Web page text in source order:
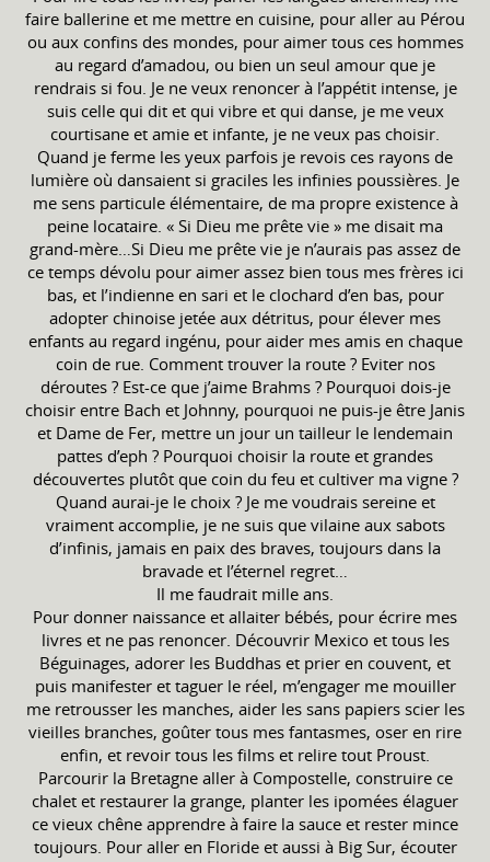
faire ballerine et me mettre en cuisine, pour aller au Pérou
ou aux confins des mondes, pour aimer tous ces hommes
au regard d’amadou, ou bien un seul amour que je
rendrais si fou. Je ne veux renoncer à l’appétit intense, je
suis celle qui dit et qui vibre et qui danse, je me veux
courtisane et amie et infante, je ne veux pas choisir.
Quand je ferme les yeux parfois je revois ces rayons de
lumière où dansaient si graciles les infinies poussières. Je
me sens particule élémentaire, de ma propre existence à
peine locataire. « Si Dieu me prête vie » me disait ma
grand-mère…Si Dieu me prête vie je n’aurais pas assez de
ce temps dévolu pour aimer assez bien tous mes frères ici
bas, et l’indienne en sari et le clochard d’en bas, pour
adopter chinoise jetée aux détritus, pour élever mes
enfants au regard ingénu, pour aider mes amis en chaque
coin de rue. Comment trouver la route ? Eviter nos
déroutes ? Est-ce que j’aime Brahms ? Pourquoi dois-je
choisir entre Bach et Johnny, pourquoi ne puis-je être Janis
et Dame de Fer, mettre un jour un tailleur le lendemain
pattes d’eph ? Pourquoi choisir la route et grandes
découvertes plutôt que coin du feu et cultiver ma vigne ?
Quand aurai-je le choix ? Je me voudrais sereine et
vraiment accomplie, je ne suis que vilaine aux sabots
d’infinis, jamais en paix des braves, toujours dans la
bravade et l’éternel regret…
Il me faudrait mille ans.
Pour donner naissance et allaiter bébés, pour écrire mes
livres et ne pas renoncer. Découvrir Mexico et tous les
Béguinages, adorer les Buddhas et prier en couvent, et
puis manifester et taguer le réel, m’engager me mouiller
me retrousser les manches, aider les sans papiers scier les
vieilles branches, goûter tous mes fantasmes, oser en rire
enfin, et revoir tous les films et relire tout Proust.
Parcourir la Bretagne aller à Compostelle, construire ce
chalet et restaurer la grange, planter les ipomées élaguer
ce vieux chêne apprendre à faire la sauce et rester mince
toujours. Pour aller en Floride et aussi à Big Sur, écouter